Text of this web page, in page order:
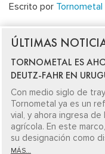
Escrito por
ÚLTIMAS
TORNOMETAL ES
DEUTZ-FAHR EN
Con medio siglo de
Tornometal ya es un
vial, y ahora ingresa
agrícola. En este
su designación como
MÁS...